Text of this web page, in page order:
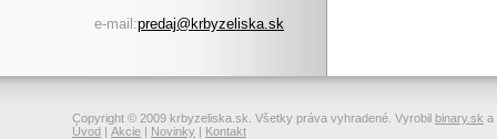
e-mail:predaj@krbyzeliska.sk
Copyright © 2009 krbyzeliska.sk. Všetky práva vyhradené. Vyrobil binary.sk a
Úvod | Akcie | Novinky | Kontakt